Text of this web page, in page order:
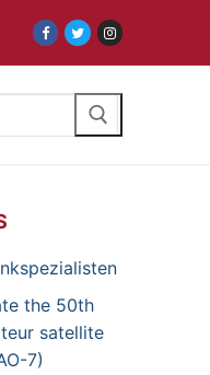
the 50th
satellite
7)